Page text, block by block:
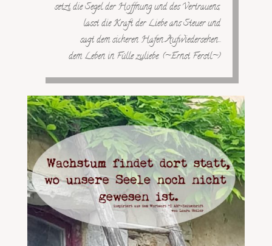
setzt die Segel der Hoffnung und des Vertrauens,
lasst die Kraft der Liebe ans Steuer und
sagt dem sicheren Hafen Aufwiedersehen…
dem Leben in Fülle zuliebe. (~Ernst Ferstl~)